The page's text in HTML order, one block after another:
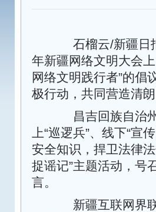
石榴云/新疆日报
年新疆网络文明大会
网络文明践行者”的倡
极行动，共同营造清
昌吉回族自治州
上“巡逻兵”、线下“
安全知识，捍卫法律
捉谣记”主题活动，号
言。
新疆互联网界联